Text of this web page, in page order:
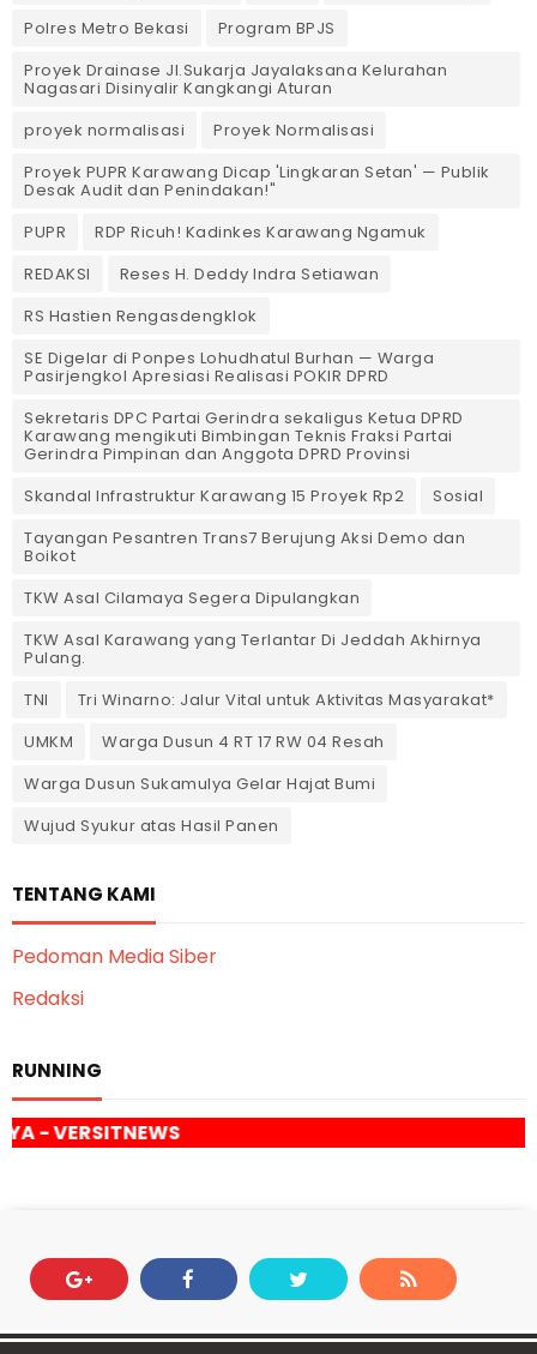
Polres Metro Bekasi
Program BPJS
Proyek Drainase Jl.Sukarja Jayalaksana Kelurahan
Nagasari Disinyalir Kangkangi Aturan
proyek normalisasi
Proyek Normalisasi
Proyek PUPR Karawang Dicap 'Lingkaran Setan' — Publik
Desak Audit dan Penindakan!"
PUPR
RDP Ricuh! Kadinkes Karawang Ngamuk
REDAKSI
Reses H. Deddy Indra Setiawan
RS Hastien Rengasdengklok
SE Digelar di Ponpes Lohudhatul Burhan — Warga
Pasirjengkol Apresiasi Realisasi POKIR DPRD
Sekretaris DPC Partai Gerindra sekaligus Ketua DPRD
Karawang mengikuti Bimbingan Teknis Fraksi Partai
Gerindra Pimpinan dan Anggota DPRD Provinsi
Skandal Infrastruktur Karawang 15 Proyek Rp2
Sosial
Tayangan Pesantren Trans7 Berujung Aksi Demo dan
Boikot
TKW Asal Cilamaya Segera Dipulangkan
TKW Asal Karawang yang Terlantar Di Jeddah Akhirnya
Pulang.
TNI
Tri Winarno: Jalur Vital untuk Aktivitas Masyarakat*
UMKM
Warga Dusun 4 RT 17 RW 04 Resah
Warga Dusun Sukamulya Gelar Hajat Bumi
Wujud Syukur atas Hasil Panen
TENTANG KAMI
Pedoman Media Siber
Redaksi
RUNNING